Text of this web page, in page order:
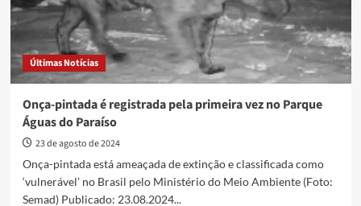
Últimas Notícias
Onça-pintada é registrada pela primeira vez no Parque
Águas do Paraíso
23 de agosto de 2024
Onça-pintada está ameaçada de extinção e classificada como
‘vulnerável’ no Brasil pelo Ministério do Meio Ambiente (Foto:
Semad) Publicado: 23.08.2024...